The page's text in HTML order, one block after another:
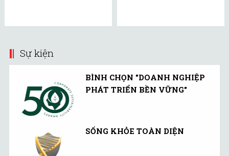
Sự kiện
BÌNH CHỌN "DOANH NGHIỆP
PHÁT TRIỂN BỀN VỮNG"
SỐNG KHỎE TOÀN DIỆN